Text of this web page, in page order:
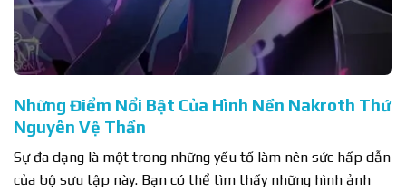
Những Điểm Nổi Bật Của Hình Nền Nakroth Thứ
Nguyên Vệ Thần
Sự đa dạng là một trong những yếu tố làm nên sức hấp dẫn
của bộ sưu tập này. Bạn có thể tìm thấy những hình ảnh